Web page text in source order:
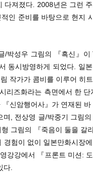
다져졌다. 2008년은 그런
인 준비를 바탕으로 현지
/박성우 그림의 『흑신』이
동시방영하게 되었다. 일
작가가 콤비를 이루어 히
리즈화라는 측면에서 한 단
신암행어사』가 연재된 바
, 전상영 글/박중기 그림
그림의 『죽음이 둘을 갈
험이 없이 일본만화시장
강강에서 『프론트 미션:
다.